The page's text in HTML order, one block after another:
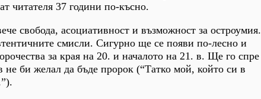
читателя 37 години по-късно.
свобода, асоциативност и възможност за остроумия.
смисли. Сигурно ще се появи по-лесно и
за края на 20. и началото на 21. в. Ще го спре
не би желал да бъде пророк (“Татко мой, който си в